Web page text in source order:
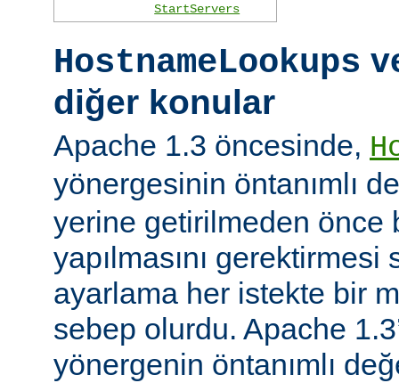
StartServers
HostnameLookups
diğer konular
Apache 1.3 öncesinde,
yönergesinin öntanımlı
yerine getirilmeden önce
yapılmasını
ayarlama her istekte bir
sebep olurdu. Apache
yönergenin öntanımlı